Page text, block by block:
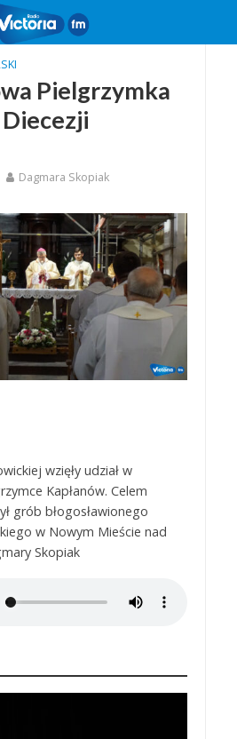
Pielgrzymka
Diecezji
Dagmara Skopiak
wzięły udział w
Kapłanów. Celem
grób błogosławionego
w Nowym Mieście nad
Skopiak